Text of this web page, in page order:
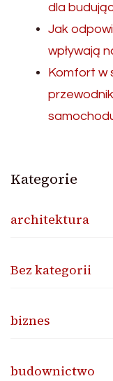
dla
Jak
wpływają
Komfort w
Kategorie
architektura
Bez kategorii
biznes
budownictwo